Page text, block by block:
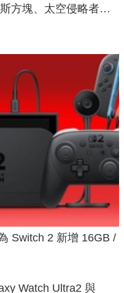
方塊、太空侵略者，
手機？
Switch 2 新增 16GB /
Watch Ultra2 與